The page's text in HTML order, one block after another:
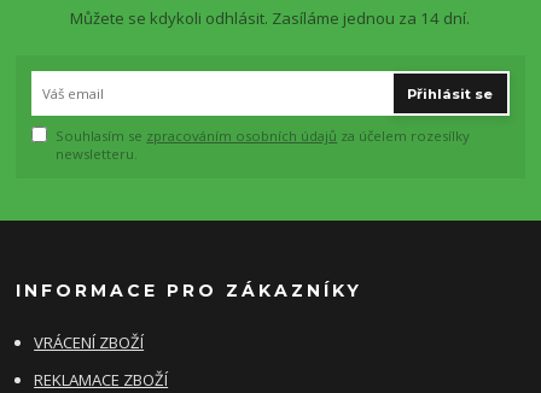
Můžete se kdykoli odhlásit. Zasíláme jednou za 14 dní.
Přihlásit se
Souhlasím se zpracováním osobních údajů za účelem rozesílky
newsletteru.
INFORMACE PRO ZÁKAZNÍKY
VRÁCENÍ ZBOŽÍ
REKLAMACE ZBOŽÍ